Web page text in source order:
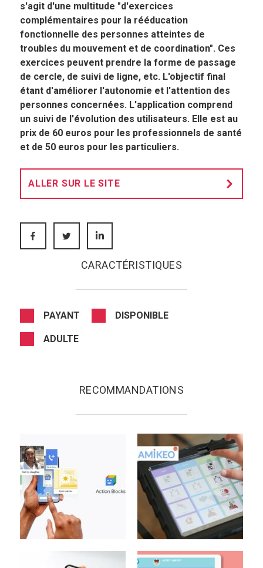
s'agit d'une multitude "d'exercices
complémentaires pour la rééducation
fonctionnelle des personnes atteintes de
troubles du mouvement et de coordination". Ces
exercices peuvent prendre la forme de passage
de cercle, de suivi de ligne, etc. L'objectif final
étant d'améliorer l'autonomie et l'attention des
personnes concernées. L'application comprend
un suivi de l'évolution des utilisateurs. Elle est au
prix de 60 euros pour les professionnels de santé
et de 50 euros pour les particuliers.
ALLER SUR LE SITE
FACEBOOKTWITTER
CARACTÉRISTIQUES
PAYANT DISPONIBLE
ADULTE
RECOMMANDATIONS